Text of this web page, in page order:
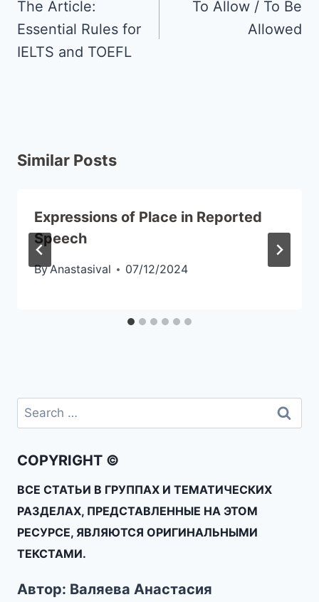
The Article:
Essential Rules for
IELTS and TOEFL
To Allow / To Be
Allowed
Similar Posts
Expressions of Place in Reported
Speech
ByAnastasival 07/12/2024
COPYRIGHT ©
ВСЕ СТАТЬИ В ГРУППАХ И ТЕМАТИЧЕСКИХ
РАЗДЕЛАХ, ПРЕДСТАВЛЕННЫЕ НА ЭТОМ
РЕСУРСЕ, ЯВЛЯЮТСЯ ОРИГИНАЛЬНЫМИ
ТЕКСТАМИ.
Автор: Валяева Анастасия